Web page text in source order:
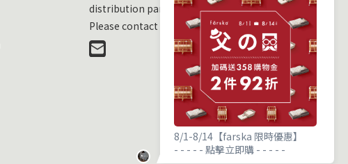
distribution partner
Please contact us at any time!
8/1-8/14【farska 限時優惠】
- - - - - 點擊立即購 - - - - -